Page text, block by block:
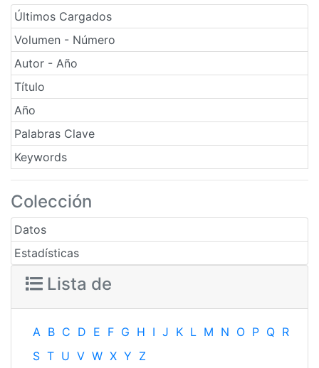
Últimos Cargados
Volumen - Número
Autor - Año
Título
Año
Palabras Clave
Keywords
Colección
Datos
Estadísticas
Lista de
A B C D E F G H I J K L M N O P Q R
S T U V W X Y Z